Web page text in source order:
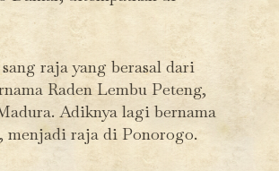
raja yang berasal dari
Raden Lembu Peteng,
Adiknya lagi bernama
menjadi raja di Ponorogo.